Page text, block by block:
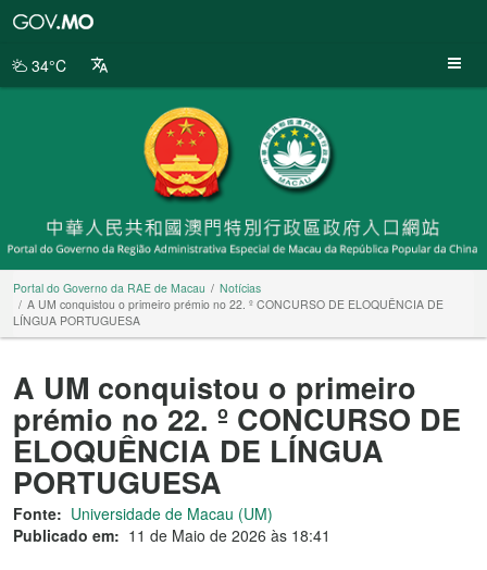
da
34°C
Portal do Governo da RAE de Macau
Notícias
A UM conquistou o primeiro prémio no 22. º CONCURSO DE ELOQUÊNCIA DE
LÍNGUA PORTUGUESA
A UM conquistou o primeiro
prémio no 22. º CONCURSO DE
ELOQUÊNCIA DE LÍNGUA
PORTUGUESA
Fonte: Universidade de Macau (UM)
Publicado em: 11 de Maio de 2026 às 18:41